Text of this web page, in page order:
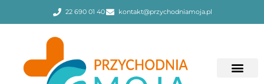
22 690 01 40 kontakt@przychodniamoja.pl